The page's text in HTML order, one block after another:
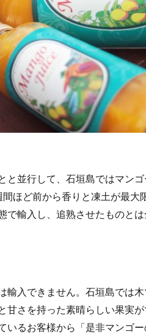
と並行して、石垣島ではマン
ほど前から香りと凍土が最大
で輸入し、追熟させたものと
輸入できません。石垣島では
甘さを持った素晴らしい果実
いるお客様から「是非マンゴ